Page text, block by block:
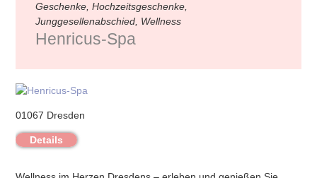
Geschenke, Hochzeitsgeschenke,
Junggesellenabschied, Wellness
Henricus-Spa
01067 Dresden
Details